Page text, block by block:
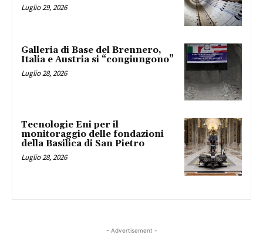
Luglio 29, 2026
Galleria di Base del Brennero,
Italia e Austria si “congiungono”
Luglio 28, 2026
Tecnologie Eni per il
monitoraggio delle fondazioni
della Basilica di San Pietro
Luglio 28, 2026
- Advertisement -